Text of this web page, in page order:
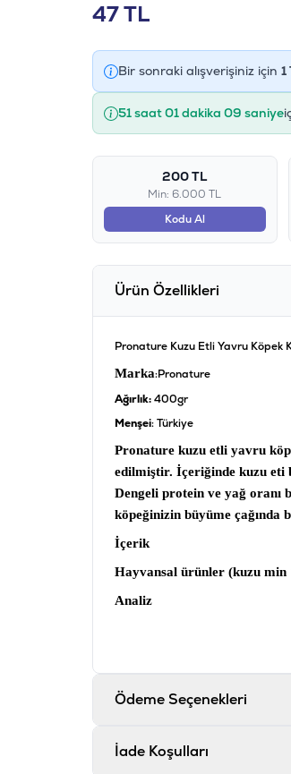
47TL
Bir sonraki alışverişiniz için 1
51 saat 01 dakika 08 saniye
200 TL
Min: 6.000 TL
Kodu Al
Ürün Özellikleri
Pronature Kuzu Etli Yavru Köpek
Marka:Pronature
Ağırlık:400gr
Menşei: Türkiye
Pronature kuzu etli yavru
edilmiştir. İçeriğinde kuzu eti
Dengeli protein ve yağ
köpeğinizin büyüme çağında
İçerik
Hayvansal ürünler (kuzu
Analiz
Protein % 8, Yağ İçeriği %
Vitamin A 1000 IU/kg,
Kalsiyum %35, Çin Tarçını
Ödeme Seçenekleri
İade Koşulları